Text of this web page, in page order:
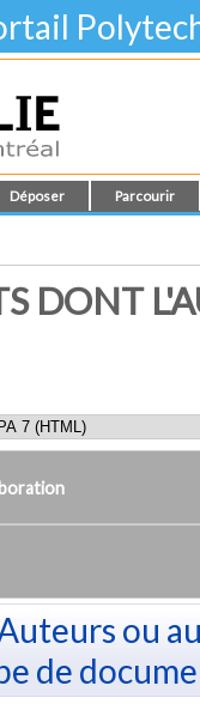
Déposer Parcourir
DONT
ou
de